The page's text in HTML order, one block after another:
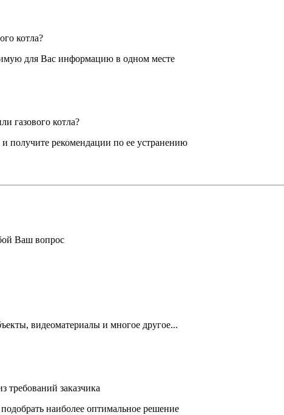
котла?
для Вас информацию в одном месте
газового котла?
получите рекомендации по ее устранению
Ваш вопрос
видеоматериалы и многое другое...
требований заказчика
наиболее оптимальное решение